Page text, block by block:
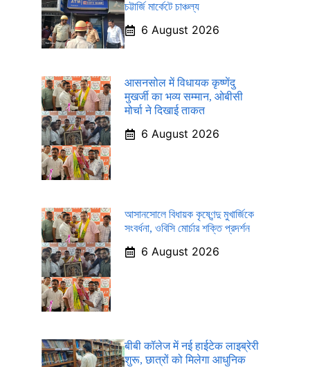
চট্টার্জি মার্কেটে চাঞ্চল্য
6 August 2026
आसनसोल में विधायक कृष्णेंदु
मुखर्जी का भव्य सम्मान, ओबीसी
मोर्चा ने दिखाई ताकत
6 August 2026
আসানসোলে বিধায়ক কৃষ্ণেন্দু মুখার্জিকে
সংবর্ধনা, ওবিসি মোর্চার শক্তি প্রদর্শন
6 August 2026
बीबी कॉलेज में नई हाईटेक लाइब्रेरी
शुरू, छात्रों को मिलेगा आधुनिक